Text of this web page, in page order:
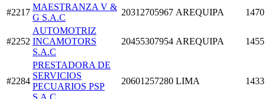
#2217
MAESTRANZA V &
G S.A.C
20312705967 AREQUIPA
#2252
AUTOMOTRIZ
INCAMOTORS
S.A.C
20455307954 AREQUIPA
#2284
PRESTADORA DE
SERVICIOS
PECUARIOS PSP
20601257280 LIMA